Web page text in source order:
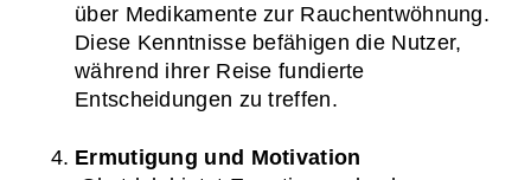
über Medikamente zur Rauchentwöhnung.
Diese Kenntnisse befähigen die Nutzer,
während ihrer Reise fundierte
Entscheidungen zu treffen.
Ermutigung und Motivation